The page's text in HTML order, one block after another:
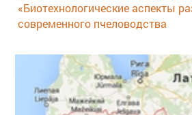
«Биотехнологические аспекты
современного пчеловодства